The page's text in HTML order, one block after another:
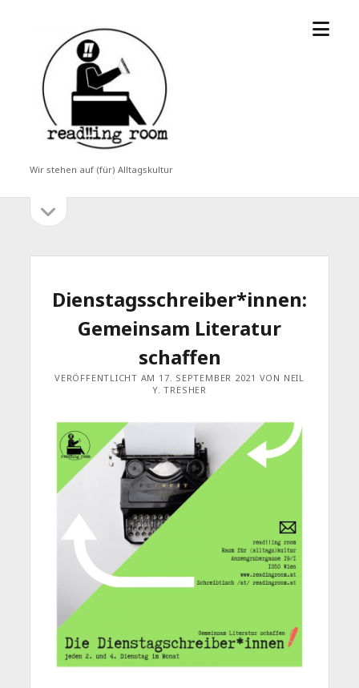
read!!ing
room
Wir stehen auf (für) Alltagskultur
Menü
Seitenleiste
öffnen
Dienstagsschreiber*innen:
Gemeinsam Literatur
schaffen
VERÖFFENTLICHT AM 17. SEPTEMBER 2021 VON NEIL
Y. TRESHER